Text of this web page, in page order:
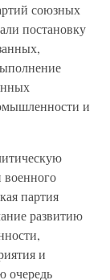
союзных
постановку
и
военного
партия
развитию
и
очередь